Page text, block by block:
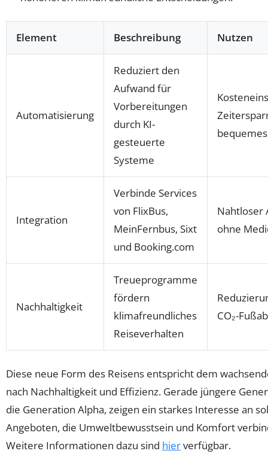
Element Beschreibung Nutzen
Automatisierung
Reduziert den
Aufwand für
Vorbereitungen
durch KI-
gesteuerte
Systeme
Integration
Verbinde Services
von FlixBus,
MeinFernbus, Sixt
und Booking.com
Nahtloser
ohne
Nachhaltigkeit
Treueprogramme
fördern
klimafreundliches
Reiseverhalten
CO₂-
Diese neue Form des Reisens entspricht dem
nach Nachhaltigkeit und Effizienz. Gerade jüngere
die Generation Alpha, zeigen ein starkes Interesse an
Angeboten, die Umweltbewusstsein und Komfort
Weitere Informationen dazu sind hierverfügbar.